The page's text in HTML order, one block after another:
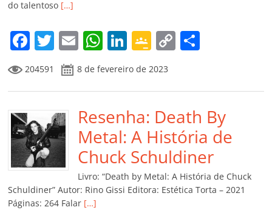
do talentoso […]
F
a
c
e
b
o
o
k
T
w
itt
er
E
m
ai
l
W
at
s
A
p
p
Li
k
e
dI
n
G
o
o
gl
e
Cl
a
ss
ro
C
y
Li
n
k
p
ar
til
h
ar
204591 8 de fevereiro de 2023
Resenha: Death By
Metal: A História de
Chuck Schuldiner
Livro: “Death by Metal: A História de Chuck
Schuldiner” Autor: Rino Gissi Editora: Estética Torta – 2021
Páginas: 264 Falar […]